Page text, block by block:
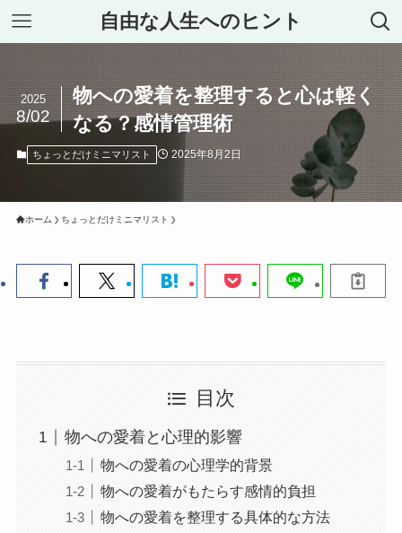
自由な人生へのヒント
物への愛着を整理すると心は軽く
なる？感情管理術
2025
8/02
ちょっとだけミニマリスト 2025年8月2日
ホーム ちょっとだけミニマリスト
目次
物への愛着と心理的影響
物への愛着の心理学的背景
物への愛着がもたらす感情的負担
物への愛着を整理する具体的な方法